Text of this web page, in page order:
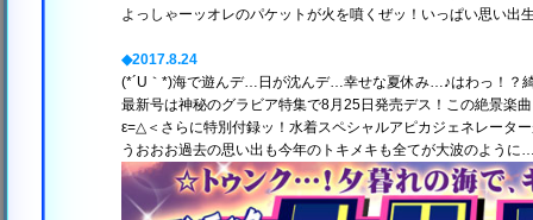
よっしゃーッオレのパケットが火を噴くぜッ！いっぱい思い出
◆2017.8.24
(*´U｀*)海で遊んデ…日が沈んデ…幸せな夏休み…♪はわっ！？
最新号は神秘のグラビア特集で8月25日発売デス！この絶景楽
ε=△＜さらに特別付録ッ！水着スペシャルアピカジェネレータ
うおおお過去の思い出も今年のトキメキも全てが大波のよう